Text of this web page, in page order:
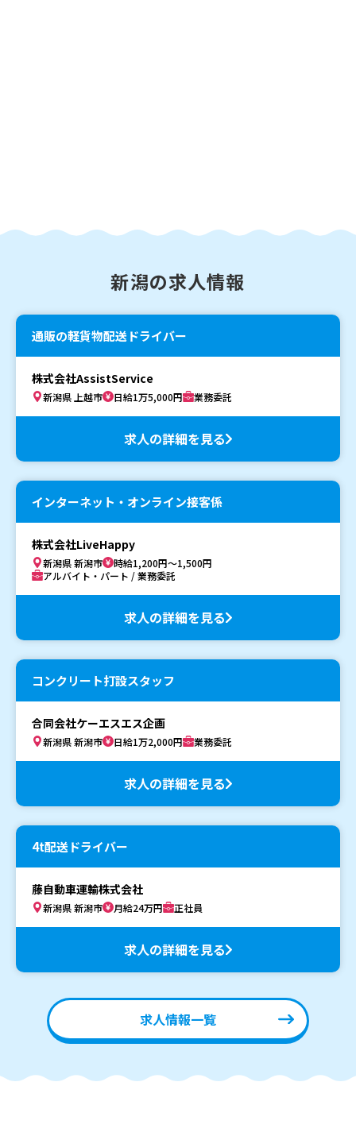
新潟の求人情報
通販の軽貨物配送ドライバー
株式会社AssistService
新潟県 上越市 日給1万5,000円 業務委託
求人の詳細を見る
インターネット・オンライン接客係
株式会社LiveHappy
新潟県 新潟市
時給1,200円～1,500円
アルバイト・パート / 業務委託
求人の詳細を見る
コンクリート打設スタッフ
合同会社ケーエスエス企画
新潟県 新潟市 日給1万2,000円 業務委託
求人の詳細を見る
4t配送ドライバー
藤自動車運輸株式会社
新潟県 新潟市 月給24万円 正社員
求人の詳細を見る
求人情報一覧